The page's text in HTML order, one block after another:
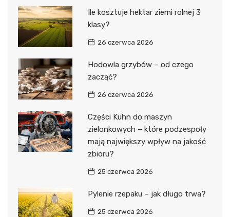
Ile kosztuje hektar ziemi rolnej 3
klasy?
26 czerwca 2026
Hodowla grzybów – od czego
zacząć?
26 czerwca 2026
Części Kuhn do maszyn
zielonkowych – które podzespoły
mają największy wpływ na jakość
zbioru?
25 czerwca 2026
Pylenie rzepaku – jak długo trwa?
25 czerwca 2026